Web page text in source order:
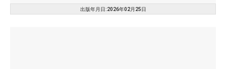
出版年月日:2026年02月25日